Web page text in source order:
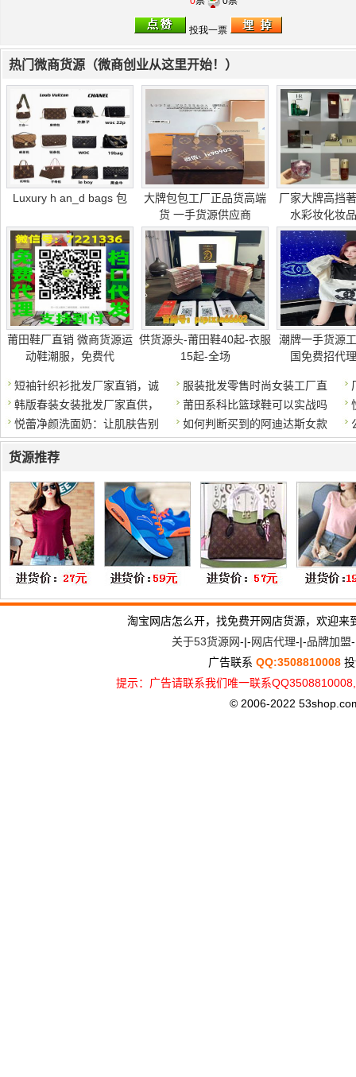
热门微商货源（微商创业从这里开始！）
Luxury h an_d bags 包
大牌包包工厂正品货高端
货 一手货源供应商
厂家大牌高挡
水彩妆化妆
莆田鞋厂直销 微商货源运
动鞋潮服，免费代
供货源头-莆田鞋40起-衣服
15起-全场
潮牌一手货源
国免费招代
短袖针织衫批发厂家直销，诚 服装批发零售时尚女装工厂直
韩版春装女装批发厂家直供，
莆田系科比篮球鞋可以实战吗
悦蕾净颜洗面奶：让肌肤告别
如何判断买到的阿迪达斯女款
货源推荐
淘宝网店怎么开，找免费开网店货源，欢迎
关于53货源网-|-网店代理-|-品牌加盟
广告联系 QQ:3508810008
提示：广告请联系我们唯一联系
© 2006-2022